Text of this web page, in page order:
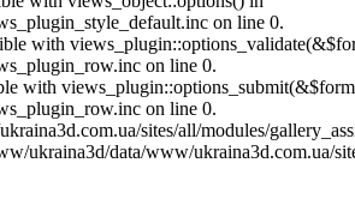
on line 0.
with
on line 0.
with
on line 0.
sites/all/modules/
ukraina3d/data/www/ukraina3d.com.ua/